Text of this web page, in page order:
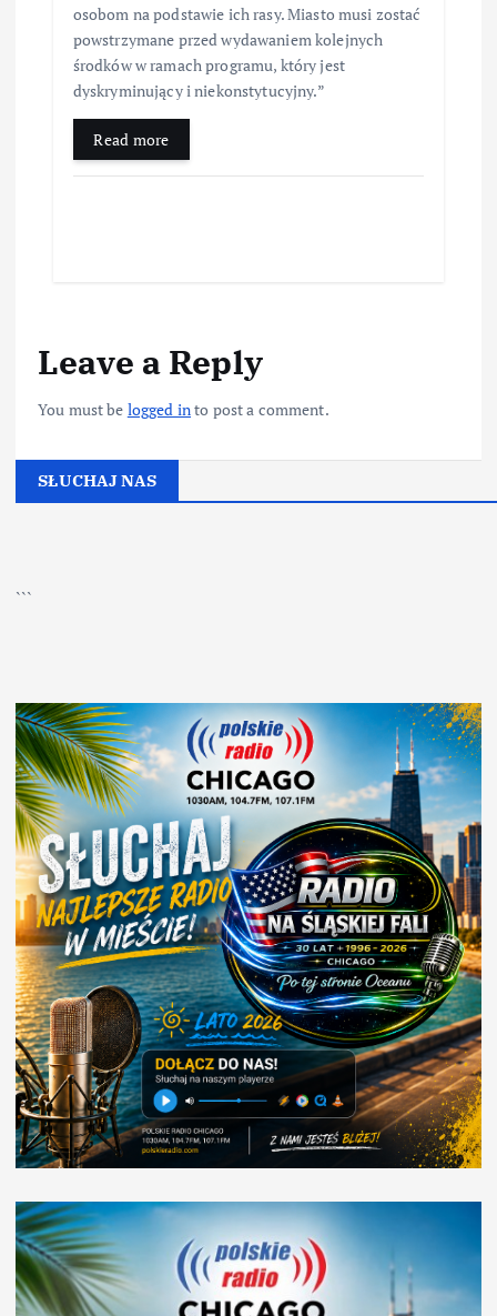
osobom na podstawie ich rasy. Miasto musi zostać
powstrzymane przed wydawaniem kolejnych
środków w ramach programu, który jest
dyskryminujący i niekonstytucyjny.”
Read more
Leave a Reply
You must be logged into post a comment.
SŁUCHAJ NAS
```